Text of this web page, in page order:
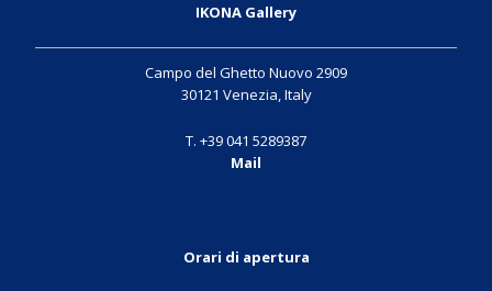
IKONA Gallery
Campo del Ghetto Nuovo 2909
30121 Venezia, Italy
T. +39 041 5289387
Mail
Orari di apertura